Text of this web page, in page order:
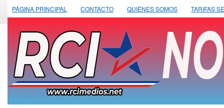
PÁGINA PRINCIPAL CONTACTO QUIÉNES SOMOS TARIFAS